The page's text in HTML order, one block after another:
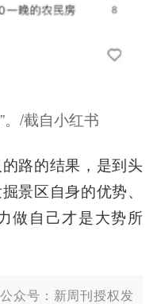
/截自小红书
路的结果，是到头
景区自身的优势、
做自己才是大势所
众号：新周刊授权发